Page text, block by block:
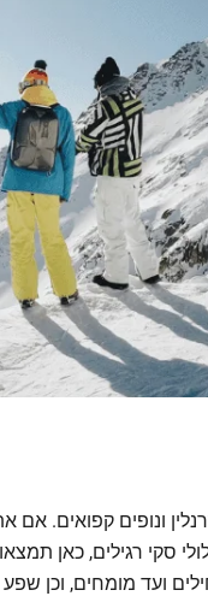
ונופים קפואים.
סקי רגילים, כאן
ועד מומחים, וכן